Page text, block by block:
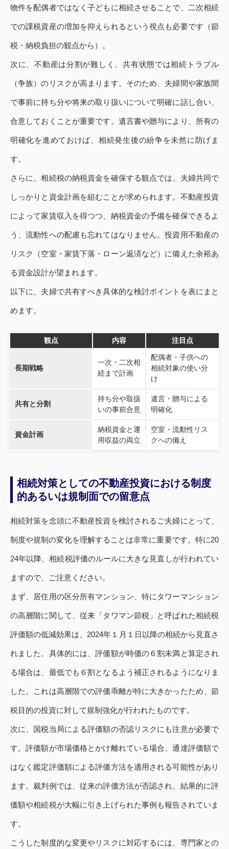
物件を配偶者ではなく子どもに相続させることで、二次相続
での課税資産の増加を抑えられるという視点も必要です（節
税・納税負担の観点から）。
次に、不動産は分割が難しく、共有状態では相続トラブル
（争族）のリスクが高まります。そのため、夫婦間や家族間
で事前に持ち分や将来の取り扱いについて明確に話し合い、
合意しておくことが重要です。遺言書や贈与により、所有の
明確化を進めておけば、相続発生後の紛争を未然に防げま
す。
さらに、相続税の納税資金を確保する観点では、夫婦共同で
しっかりと資金計画を組むことが求められます。不動産投資
によって家賃収入を得つつ、納税資金の予備を確保できるよ
う、流動性への配慮も忘れてはなりません。投資用不動産の
リスク（空室・家賃下落・ローン返済など）に備えた余裕あ
る資金設計が望まれます。
以下に、夫婦で共有すべき具体的な検討ポイントを表にまと
めます。
観点 内容 注目点
長期戦略
一次・二次相
続まで計画
配偶者・子供への
相続対象の使い分
け
共有と分割
持ち分や取扱
いの事前合意
遺言・贈与による
明確化
資金計画
納税資金と運
用収益の両立
空室・流動性リス
クへの備え
相続対策としての不動産投資における制度
的あるいは規制面での留意点
相続対策を念頭に不動産投資を検討されるご夫婦にとって、
制度や規制の変化を理解することは非常に重要です。特に20
24年以降、相続税評価のルールに大きな見直しが行われてい
ますので、ご注意ください。
まず、居住用の区分所有マンション、特にタワーマンション
の高層階に関して、従来「タワマン節税」と呼ばれた相続税
評価額の低減効果は、2024年１月１日以降の相続から見直さ
れました。具体的には、評価額が時価の６割未満と算定され
る場合は、最低でも６割となるよう補正されるようになりま
した。これは高層階での評価乖離が特に大きかったため、節
税目的の投資に対して規制強化が行われたものです。
次に、国税当局による評価額の否認リスクにも注意が必要で
す。評価額が市場価格とかけ離れている場合、通達評価額で
はなく鑑定評価額による評価方法を適用される可能性があり
ます。裁判例では、従来の評価方法が否認され、結果的に評
価額や相続税が大幅に引き上げられた事例も報告されていま
す。
こうした制度的な変更やリスクに対応するには、専門家との